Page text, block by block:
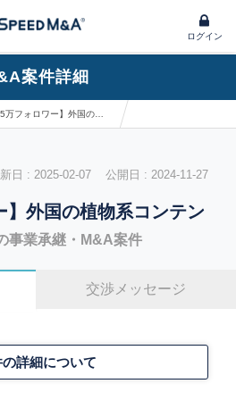
ログイン
案件詳細
日 : 2025-02-07 公開日 : 2024-11-27
】外国の植物系コンテン
事業承継・M&A案件
交渉メッセージ
詳細について